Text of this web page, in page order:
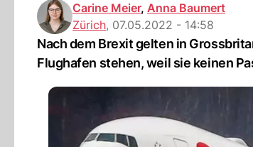
Carine Meier, Anna Baumert
Zürich, 07.05.2022 - 14:58
Nach dem Brexit gelten in
Flughafen stehen, weil sie keinen